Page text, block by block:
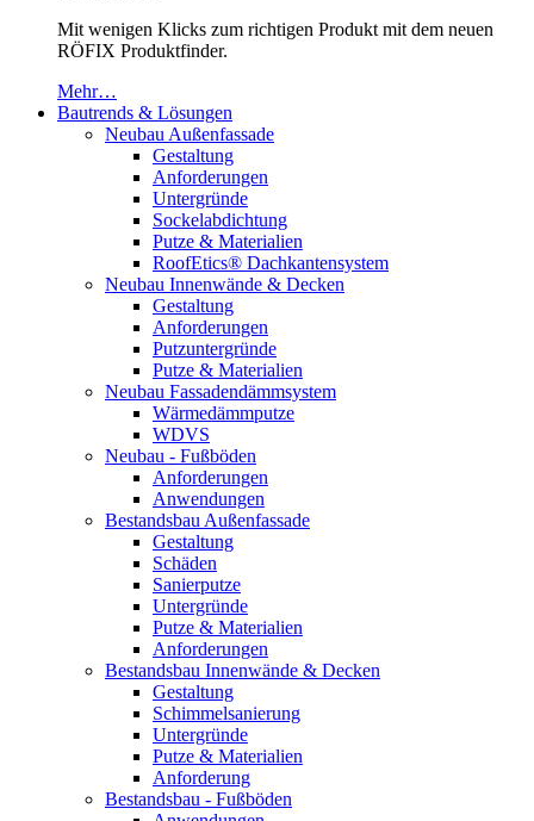
Mit wenigen Klicks zum richtigen Produkt mit dem neuen
RÖFIX Produktfinder.
Mehr…
Bautrends & Lösungen
Neubau Außenfassade
Gestaltung
Anforderungen
Untergründe
Sockelabdichtung
Putze & Materialien
RoofEtics® Dachkantensystem
Neubau Innenwände & Decken
Gestaltung
Anforderungen
Putzuntergründe
Putze & Materialien
Neubau Fassadendämmsystem
Wärmedämmputze
WDVS
Neubau - Fußböden
Anforderungen
Anwendungen
Bestandsbau Außenfassade
Gestaltung
Schäden
Sanierputze
Untergründe
Putze & Materialien
Anforderungen
Bestandsbau Innenwände & Decken
Gestaltung
Schimmelsanierung
Untergründe
Putze & Materialien
Anforderung
Bestandsbau - Fußböden